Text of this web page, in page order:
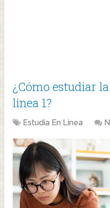
¿Cómo estudiar
linea 1?
Estudia En Linea